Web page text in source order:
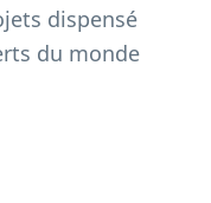
dispensé
du monde